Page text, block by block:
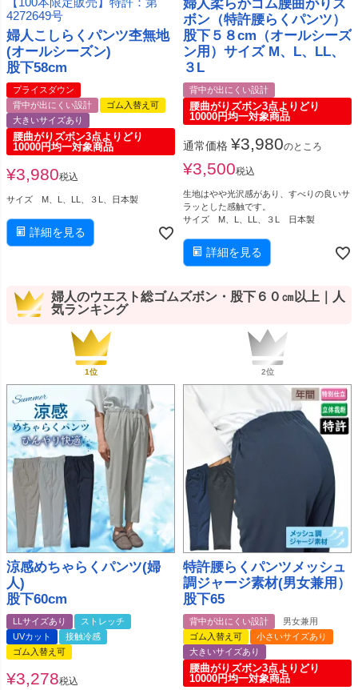
4272649号
婦人こしらくパンツ杢無地
(オールシーズン)
股下58cm
プライスダウン
背中が出にくい設計
ゴム入替え可
大きいサイズあり
腰曲がりズボン3点よりどり
10000円均一対象商品
¥3,980税込
サイズ M、L、LL、３L、日本製
詳細を見る
婦人柔らかゴム腰曲がりズ
ボン（特許腰らくパンツ）
股下５８cm（オールシーズ
ン用）サイズ M、L、LL、
３L
背中が出にくい設計
腰曲がりズボン3点よりどり
10000円均一対象商品
通常価格 ¥3,980のところ
¥3,500税込
生地はやや光沢感があり、すべりの良いサ
ラッとした感触です。
サイズ M、L、LL、３L 日本製
詳細を見る
婦人のウエスト総ゴムズボン・股下６０㎝以上｜人
気ランキング
涼感めちゃらくパンツ(婦
人)
股下60cm
LLサイズあり
ストレッチ
UVカット
接触冷感
ゴム入替え可
¥3,278税込
特許腰らくパンツメッシュ
調ジャージ素材(男女兼用）
股下65
背中が出にくい設計
男女兼用
ゴム入替え可
小さいサイズあり
大きいサイズあり
腰曲がりズボン3点よりどり
10000円均一対象商品